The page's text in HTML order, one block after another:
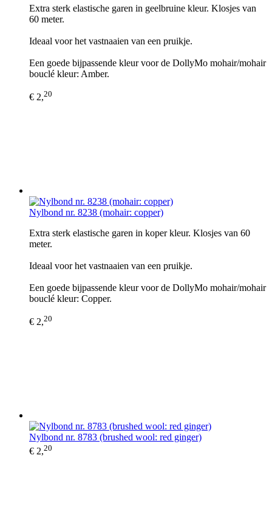
Extra sterk elastische garen in geelbruine kleur. Klosjes van
60 meter.
Ideaal voor het vastnaaien van een pruikje.
Een goede bijpassende kleur voor de DollyMo mohair/mohair
bouclé kleur: Amber.
€ 2,20
Nylbond nr. 8238 (mohair: copper)
Extra sterk elastische garen in koper kleur. Klosjes van 60
meter.
Ideaal voor het vastnaaien van een pruikje.
Een goede bijpassende kleur voor de DollyMo mohair/mohair
bouclé kleur: Copper.
€ 2,20
Nylbond nr. 8783 (brushed wool: red ginger)
€ 2,20